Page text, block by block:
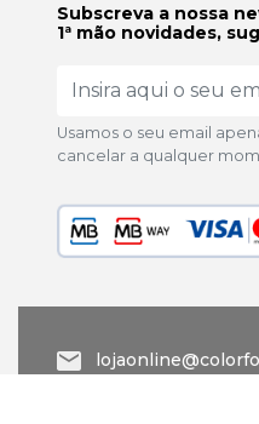
Subscreva a nossa
1ª mão novidades,
Usamos o seu email
cancelar a qualquer